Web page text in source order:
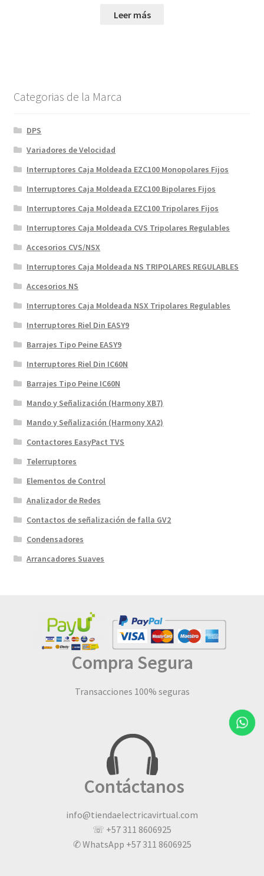
Leer más
Categorias de la Marca
DPS
Variadores de Velocidad
Interruptores Caja Moldeada EZC100 Monopolares Fijos
Interruptores Caja Moldeada EZC100 Bipolares Fijos
Interruptores Caja Moldeada EZC100 Tripolares Fijos
Interruptores Caja Moldeada CVS Tripolares Regulables
Accesorios CVS/NSX
Interruptores Caja Moldeada NS TRIPOLARES REGULABLES
Accesorios NS
Interruptores Caja Moldeada NSX Tripolares Regulables
Interruptores Riel Din EASY9
Barrajes Tipo Peine EASY9
Interruptores Riel Din IC60N
Barrajes Tipo Peine IC60N
Mando y Señalización (Harmony XB7)
Mando y Señalización (Harmony XA2)
Contactores EasyPact TVS
Telerruptores
Elementos de Control
Analizador de Redes
Contactos de señalización de falla GV2
Condensadores
Arrancadores Suaves
Compra Segura
Transacciones 100% seguras
Contáctanos
info@tiendaelectricavirtual.com
☏ +57 311 8606925
✆ WhatsApp +57 311 8606925